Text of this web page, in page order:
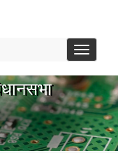
टॉगल
से
संचालित
करना